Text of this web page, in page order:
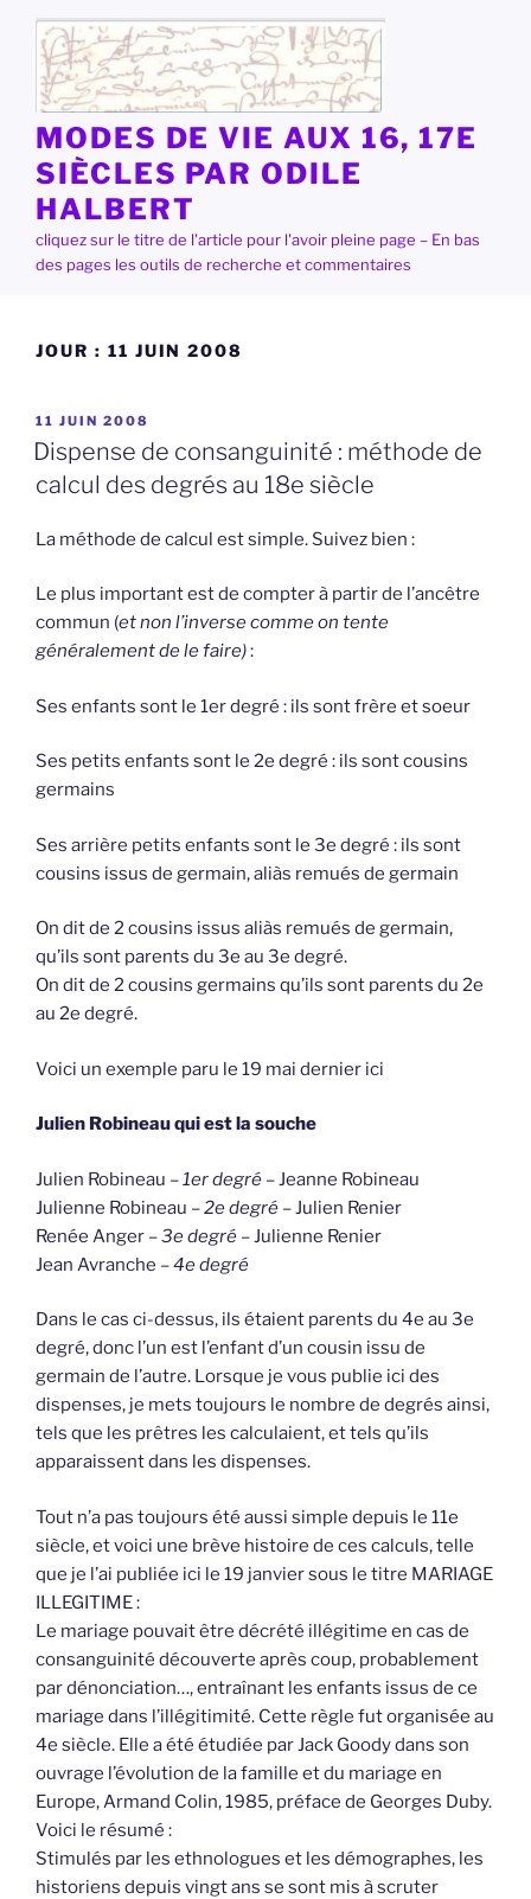
contenu
principal
MODES DE VIE AUX 16, 17E
SIÈCLES PAR ODILE
HALBERT
cliquez sur le titre de l'article pour l'avoir pleine page – En bas
des pages les outils de recherche et commentaires
JOUR : 11 JUIN 2008
PUBLIÉ
LE
11 JUIN 2008
Dispense de consanguinité : méthode de
calcul des degrés au 18e siècle
La méthode de calcul est simple. Suivez bien :
Le plus important est de compter à partir de l’ancêtre
commun (et non l’inverse comme on tente
généralement de le faire):
Ses enfants sont le 1er degré : ils sont frère et soeur
Ses petits enfants sont le 2e degré : ils sont cousins
germains
Ses arrière petits enfants sont le 3e degré : ils sont
cousins issus de germain, aliàs remués de germain
On dit de 2 cousins issus aliàs remués de germain,
qu’ils sont parents du 3e au 3e degré.
On dit de 2 cousins germains qu’ils sont parents du 2e
au 2e degré.
Voici un exemple paru le 19 mai dernier ici
Julien Robineau qui est la souche
Julien Robineau –1er degré – Jeanne Robineau
Julienne Robineau –2e degré – Julien Renier
Renée Anger –3e degré – Julienne Renier
Jean Avranche –4e degré
Dans le cas ci-dessus, ils étaient parents du 4e au 3e
degré, donc l’un est l’enfant d’un cousin issu de
germain de l’autre. Lorsque je vous publie ici des
dispenses, je mets toujours le nombre de degrés ainsi,
tels que les prêtres les calculaient, et tels qu’ils
apparaissent dans les dispenses.
Tout n’a pas toujours été aussi simple depuis le 11e
siècle, et voici une brève histoire de ces calculs, telle
que je l’ai publiée ici le 19 janvier sous le titre MARIAGE
ILLEGITIME :
Le mariage pouvait être décrété illégitime en cas de
consanguinité découverte après coup, probablement
par dénonciation…, entraînant les enfants issus de ce
mariage dans l’illégitimité. Cette règle fut organisée au
4e siècle. Elle a été étudiée par Jack Goody dans son
ouvrage l’évolution de la famille et du mariage en
Europe, Armand Colin, 1985, préface de Georges Duby.
Voici le résumé :
Stimulés par les ethnologues et les démographes, les
historiens depuis vingt ans se sont mis à scruter